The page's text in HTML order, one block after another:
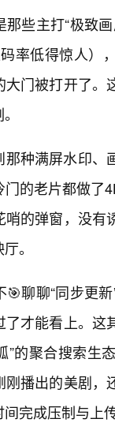
那些主打“极致
率低得惊人）
门被打开了
种满屏水印、
的老片都做了
的弹窗，没
。
聊聊“同步更
才能看上。
”的聚合搜索
播出的美剧
完成压制与上